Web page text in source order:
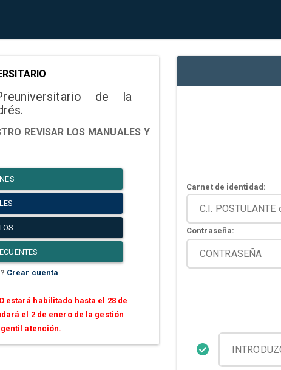
de la
REVISAR LOS MANUALES Y
Crear cuenta
estará habilitado hasta el 28 de
el 2 de enero de la gestión
atención.
Carnet de identidad:
Contraseña: